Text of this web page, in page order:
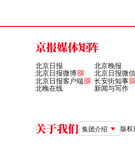
京报媒体矩阵
北京日报 北京晚报
北京日报微博 北京日报微信
北京日报客户端
长安街知事
北晚在线 新闻与写作
关于我们 集团介绍 版权